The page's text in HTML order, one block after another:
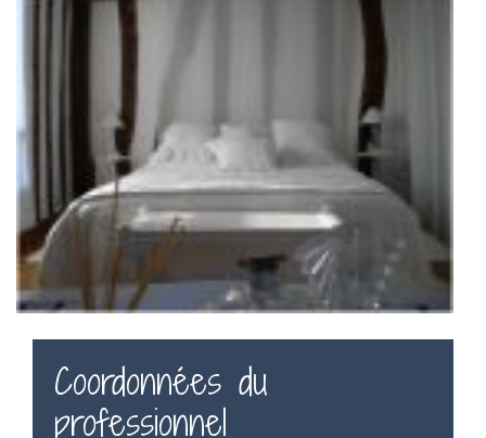
Coordonnées du
professionnel